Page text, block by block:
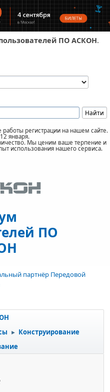
ПО АСКОН.
регистрации на нашем сайте.
января.
Мы ценим ваше терпение и
использования нашего сервиса.
ПО
партнёр Передовой
► Конструирование